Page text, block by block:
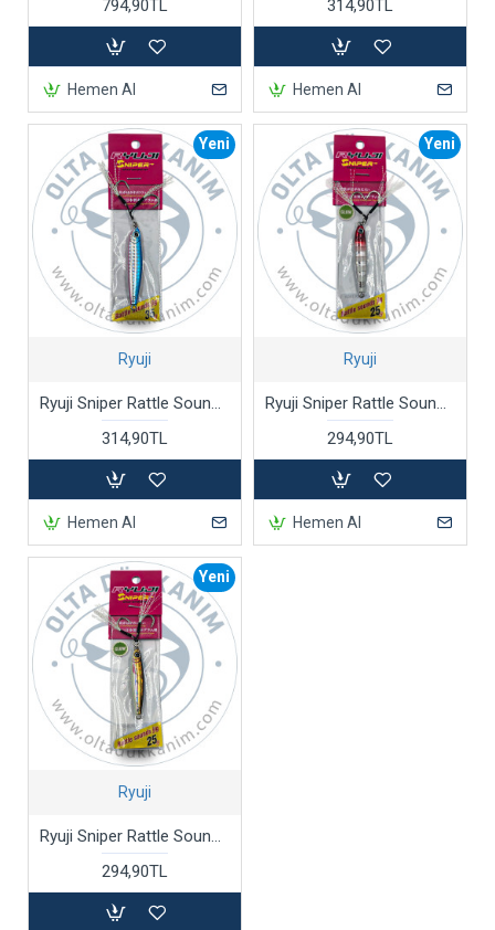
794,90TL
Hemen Al
314,90TL
Hemen Al
Yeni
Ryuji
Ryuji Sniper Rattle Sounds Jig 35 Gr
314,90TL
Hemen Al
Yeni
Ryuji
Ryuji Sniper Rattle Sounds Jig Zebra Glow 25 Gr
294,90TL
Hemen Al
Yeni
Ryuji
Ryuji Sniper Rattle Sounds Jig 25 Gr Glowlu
294,90TL